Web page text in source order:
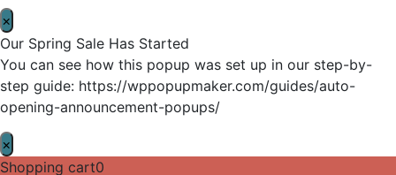
×
Our Spring Sale Has Started
You can see how this popup was set up in our step-by-
step guide: https://wppopupmaker.com/guides/auto-
opening-announcement-popups/
×
Shopping cart0